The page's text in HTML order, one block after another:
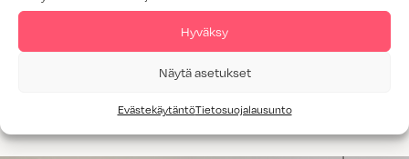
Hyväksy
Näytä asetukset
EvästekäytäntöTietosuojalausunto
Tutustu Poukama-mallistoon